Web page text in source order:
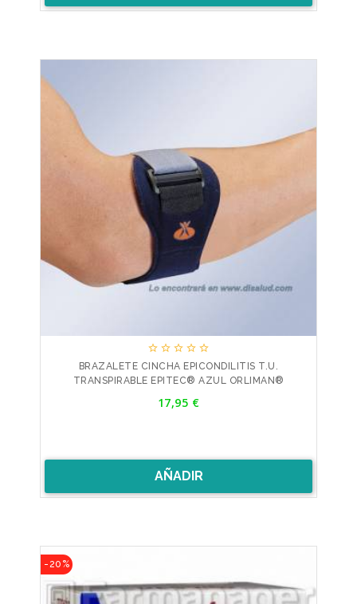
    
BRAZALETE CINCHA EPICONDILITIS T.U.
TRANSPIRABLE EPITEC® AZUL ORLIMAN®
17,95 €
AÑADIR
-20%